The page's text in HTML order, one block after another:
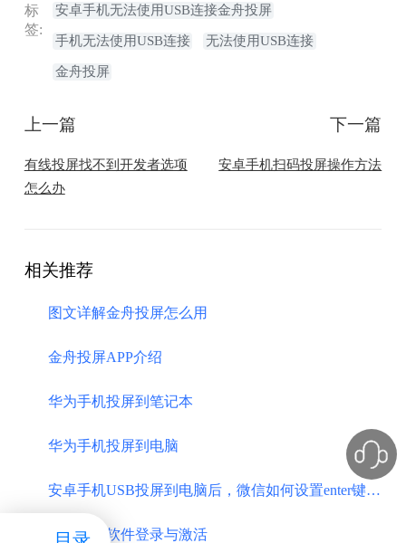
标
签:
安卓手机无法使用USB连接金舟投屏
手机无法使用USB连接 无法使用USB连接
金舟投屏
上一篇
有线投屏找不到开发者选项
怎么办
下一篇
安卓手机扫码投屏操作方法
相关推荐
图文详解金舟投屏怎么用
金舟投屏APP介绍
华为手机投屏到笔记本
华为手机投屏到电脑
安卓手机USB投屏到电脑后，微信如何设置enter键发送消息？
金舟投屏软件登录与激活